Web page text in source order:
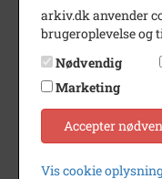
Periode
Dateringsnote
Fotograf
Arkiv
arkiv.dk anvender
brugeroplevelse
Nødvendig
Marketing
Accepter
Vis cookie